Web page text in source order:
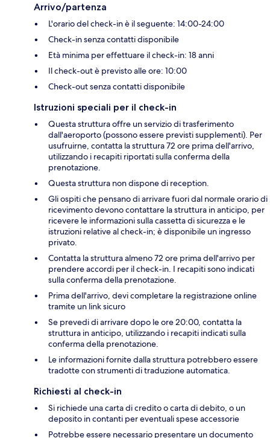
Arrivo/partenza
L'orario del check-in è il seguente: 14:00-24:00
Check-in senza contatti disponibile
Età minima per effettuare il check-in: 18 anni
Il check-out è previsto alle ore: 10:00
Check-out senza contatti disponibile
Istruzioni speciali per il check-in
Questa struttura offre un servizio di trasferimento
dall'aeroporto (possono essere previsti supplementi). Per
usufruirne, contatta la struttura 72 ore prima dell'arrivo,
utilizzando i recapiti riportati sulla conferma della
prenotazione.
Questa struttura non dispone di reception.
Gli ospiti che pensano di arrivare fuori dal normale orario di
ricevimento devono contattare la struttura in anticipo, per
ricevere le informazioni sulla cassetta di sicurezza e le
istruzioni relative al check-in; è disponibile un ingresso
privato.
Contatta la struttura almeno 72 ore prima dell'arrivo per
prendere accordi per il check-in. I recapiti sono indicati
sulla conferma della prenotazione.
Prima dell'arrivo, devi completare la registrazione online
tramite un link sicuro
Se prevedi di arrivare dopo le ore 20:00, contatta la
struttura in anticipo, utilizzando i recapiti indicati sulla
conferma della prenotazione.
Le informazioni fornite dalla struttura potrebbero essere
tradotte con strumenti di traduzione automatica.
Richiesti al check-in
Si richiede una carta di credito o carta di debito, o un
deposito in contanti per eventuali spese accessorie
Potrebbe essere necessario presentare un documento